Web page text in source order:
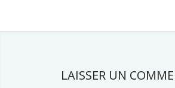
LAISSER UN